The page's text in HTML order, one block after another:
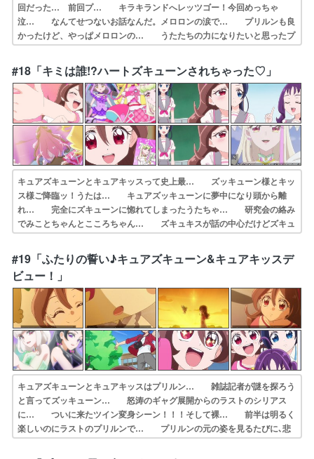
回だった… 前回プ… キラキランドへレッツゴー！今回めっちゃ
泣… なんてせつないお話なんだ。メロロンの涙で… プリルンも良
かったけど、やっぱメロロンの… うたたちの力になりたいと思ったプ
リルンは… プリメロの自己犠牲(自分の大切なものを惜… プリと
メロはウラネプである→いいえカレー… 缶ビール500mlを片手にもち
ズキューン… カッティーさんの浄化役がズキュキスでその…
#18「キミは誰!?ハートズキューンされちゃった♡」
キュアズキューンとキュアキッスって史上最… ズッキューン様とキッ
ス様ご降臨ッ！うたは… キュアズッキューンに夢中になり頭から離
れ… 完全にズキューンに惚れてしまったうたちゃ… 研究会の絡み
でみことちゃんとこころちゃん… ズキュキスが話の中心だけどズキュ
ーンされ… 徐々に明らかになっていくズキューンキッス… キュア
ズキューンにズキューンされてしまっ… すごく大人っぽい追加戦士が
きたなー、意外… 「記憶をなくした人もいるわ！」（なお人で…
#19「ふたりの誓い♪キュアズキューン&キュアキッスデ
ビュー！」
キュアズキューンとキュアキッスはプリルン… 雑誌記者が謎を探ろう
と言ってズッキューン… 怒涛のギャグ展開からのラストのシリアス
に… ついに来たツイン変身シーン！！！そして裸… 前半は明るく
楽しいのにラストのプリルンで… プリルンの元の姿を見るたびに､悲
鳴をあげ… ズキューンとキッスの正体を知るうた達。回… 結構シ
リアスな空気が漂ってますけど。対象… プリルン…分かっちゃいたけ